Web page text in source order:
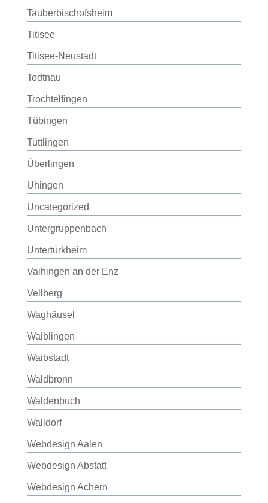
Tauberbischofsheim
Titisee
Titisee-Neustadt
Todtnau
Trochtelfingen
Tübingen
Tuttlingen
Überlingen
Uhingen
Uncategorized
Untergruppenbach
Untertürkheim
Vaihingen an der Enz
Vellberg
Waghäusel
Waiblingen
Waibstadt
Waldbronn
Waldenbuch
Walldorf
Webdesign Aalen
Webdesign Abstatt
Webdesign Achern